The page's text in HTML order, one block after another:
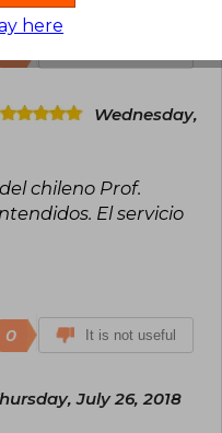
Wednesday,
chileno Prof.
El servicio
0 It is not useful
July 26, 2018
here